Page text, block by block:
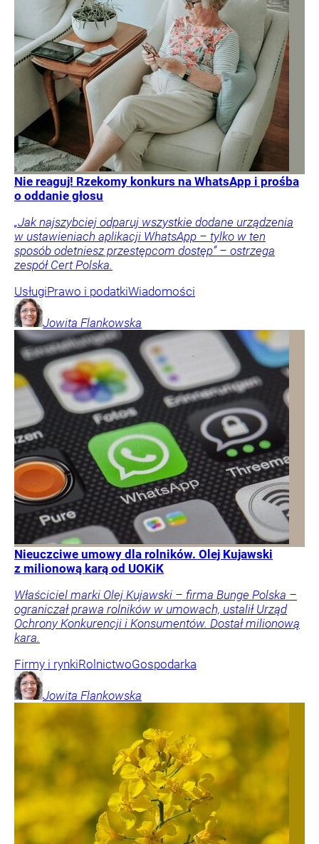
Nie reaguj! Rzekomy konkurs na WhatsApp i prośba
o oddanie głosu
„Jak najszybciej odparuj wszystkie dodane urządzenia
w ustawieniach aplikacji WhatsApp – tylko w ten
sposób odetniesz przestępcom dostęp” – ostrzega
zespół Cert Polska.
UsługiPrawo i podatkiWiadomości
Jowita Flankowska
Nieuczciwe umowy dla rolników. Olej Kujawski
z milionową karą od UOKiK
Właściciel marki Olej Kujawski – firma Bunge Polska –
ograniczał prawa rolników w umowach, ustalił Urząd
Ochrony Konkurencji i Konsumentów. Dostał milionową
kara.
Firmy i rynkiRolnictwoGospodarka
Jowita Flankowska